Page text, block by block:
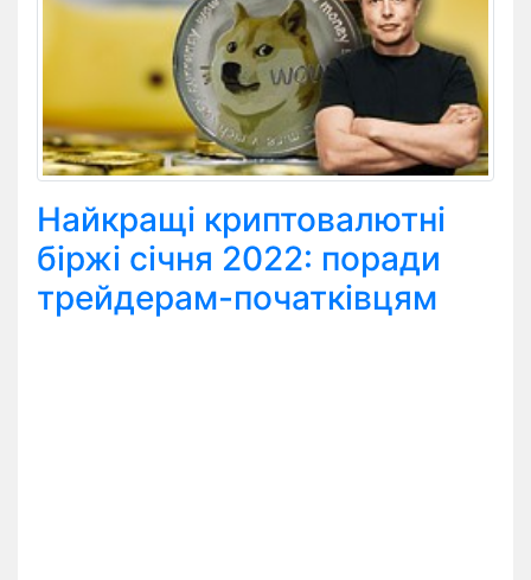
Найкращі криптовалютні
біржі січня 2022: поради
трейдерам-початківцям